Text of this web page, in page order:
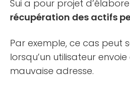
Sui a pour projet
récupération des actifs
Par exemple, ce cas peut
lorsqu’un utilisateur
mauvaise adresse.